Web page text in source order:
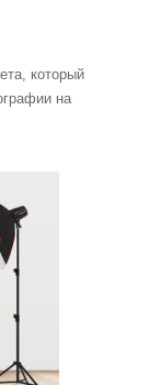
который
на